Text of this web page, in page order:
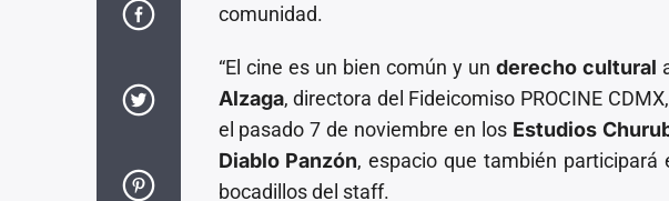
comunidad.
“El cine es un bien común y un derecho cultural
Alzaga, directora del Fideicomiso PROCINE
el pasado 7 de noviembre en los Estudios
Diablo Panzón, espacio que también
bocadillos del staff.